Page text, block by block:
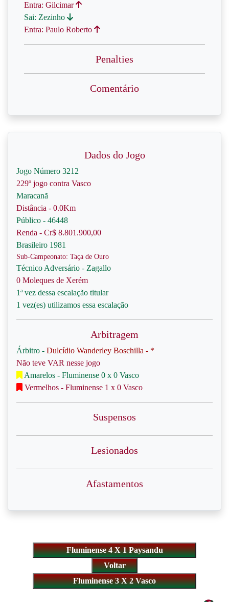
Entra: Gilcimar
Sai: Zezinho
Entra: Paulo Roberto
Penalties
Comentário
Dados do Jogo
Jogo Número 3212
229º jogo contra Vasco
Maracanã
Distância - 0.0Km
Público - 46448
Renda - Cr$ 8.801.900,00
Brasileiro 1981
Sub-Campeonato: Taça de Ouro
Técnico Adversário - Zagallo
0 Moleques de Xerém
1ª vez dessa escalação titular
1 vez(es) utilizamos essa escalação
Arbitragem
Árbitro - Dulcídio Wanderley Boschilla - *
Não teve VAR nesse jogo
Amarelos - Fluminense 0 x 0 Vasco
Vermelhos - Fluminense 1 x 0 Vasco
Suspensos
Lesionados
Afastamentos